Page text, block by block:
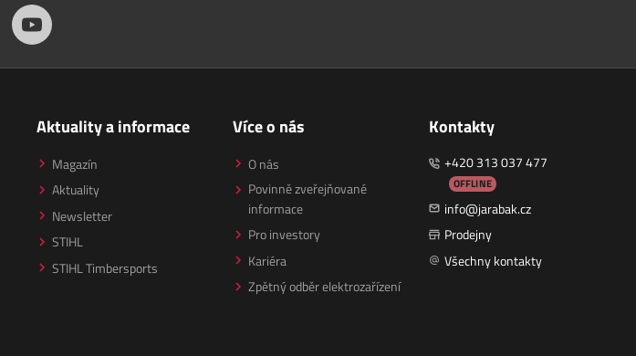
Aktuality a informace
Magazín
Aktuality
Newsletter
STIHL
STIHL Timbersports
Více o nás
O nás
Povinně zveřejňované
informace
Pro investory
Kariéra
Zpětný odběr elektrozařízení
Kontakty
+420 313 037 477
OFFLINE
info@jarabak.cz
Prodejny
Všechny kontakty